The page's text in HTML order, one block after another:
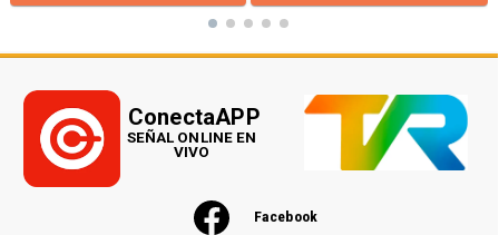
Facebook
ConectaAPP
SEÑAL ONLINE EN
VIVO